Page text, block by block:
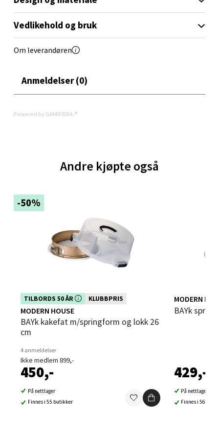
Vedlikehold og bruk
Om leverandøren
Anmeldelser (0)
Powered by GAMIFIERA.®
Andre kjøpte også
-50%
TILBORDS 50 ÅR
Dette produktet er inkludert i vår kampanje. Benytt
deg av rabatten i dag!
KLUBBPRIS
MODERN HOUSE
bAYk kakefat m/springform og lokk 26
cm
4 anmeldelser
Ikke medlem 899,-
450,-
På nettlager
Finnes i 55 butikker
MODERN
bAYk
429,-
På nettlager
Finnes i 56
Oppdal - Aunasenteret
Aunasenteret, Sunndalsvegen 3, 7340 Oppdal
0 i butikk
Orkanger - Thon Senter Orkanger
Åpent i dag 09-20
Sandvika - Thon Senter Sandvika
Brodtkorbsgate 7, 1338 Sandvika
Åpent i dag 10-21
Velg